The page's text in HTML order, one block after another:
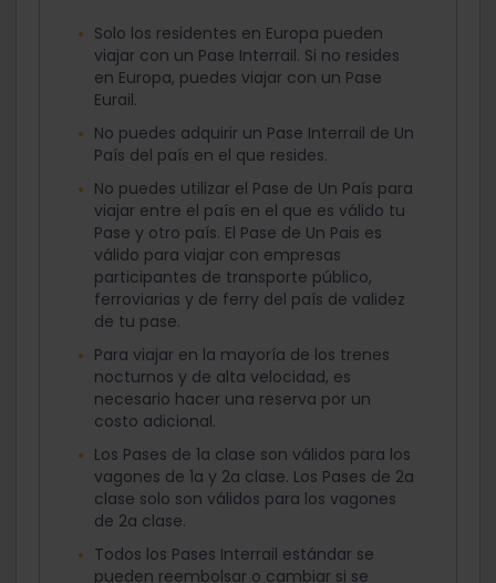
Solo los residentes en Europa pueden
viajar con un Pase Interrail. Si no resides
en Europa, puedes viajar con un Pase
Eurail.
No puedes adquirir un Pase Interrail de Un
País del país en el que resides.
No puedes utilizar el Pase de Un País para
viajar entre el país en el que es válido tu
Pase y otro país. El Pase de Un Pais es
válido para viajar con empresas
participantes de transporte público,
ferroviarias y de ferry del país de validez
de tu pase.
Para viajar en la mayoría de los trenes
nocturnos y de alta velocidad, es
necesario hacer una reserva por un
costo adicional.
Los Pases de 1a clase son válidos para los
vagones de 1a y 2a clase. Los Pases de 2a
clase solo son válidos para los vagones
de 2a clase.
Todos los Pases Interrail estándar se
pueden reembolsar o cambiar si se